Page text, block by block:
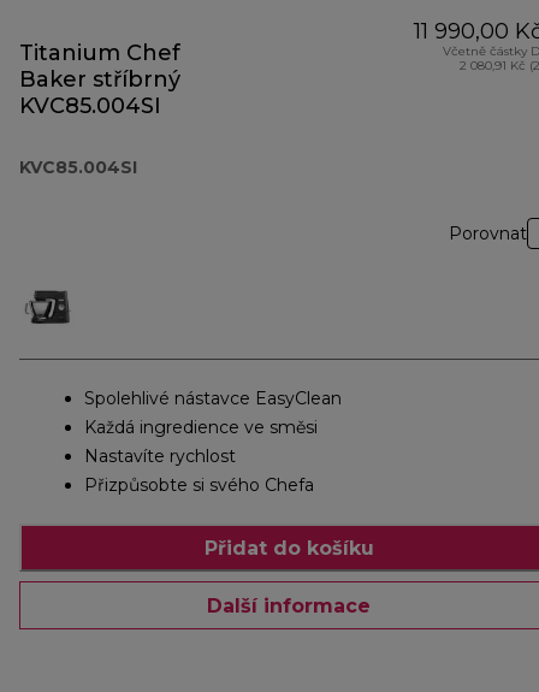
Titanium Chef
Baker stříbrný
KVC85.004SI
KVC85.004SI
11 990,00
Včetně částky
2 080,91 Kč
Porovnat
Spolehlivé nástavce EasyClean
Každá ingredience ve směsi
Nastavíte rychlost
Přizpůsobte si svého Chefa
Přidat do košíku
Další informace